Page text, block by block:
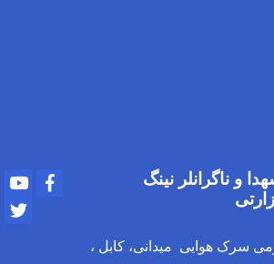
و ناگرانلر نینگ
YoutubeFacebook
سرک هوایی میدانی، کابل ،